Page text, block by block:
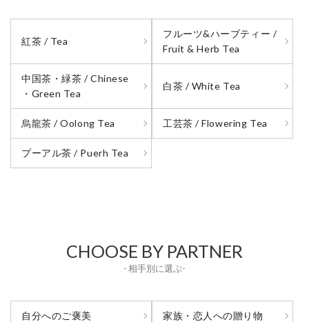
紅茶 / Tea
フルーツ&ハーブティー /
Fruit & Herb Tea
中国茶・緑茶 / Chinese
・Green Tea
白茶 / White Tea
烏龍茶 / Oolong Tea 工芸茶 / Flowering Tea
プーアル茶 / Puerh Tea
CHOOSE BY PARTNER
- 相手別に選ぶ-
自分へのご褒美 家族・恋人への贈り物